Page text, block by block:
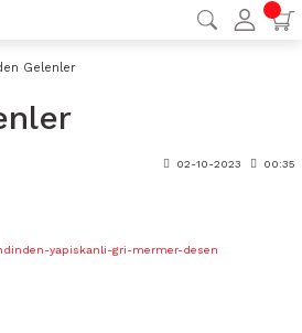
Gelenler
02-10-2023 00:35
yapiskanli-gri-mermer-desen